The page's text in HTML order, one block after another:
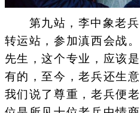
第九站，李中象老兵
转运站，参加滇西会战
先生，这个专业，应该
有的，至今，老兵还生
我们说了尊重，老兵便